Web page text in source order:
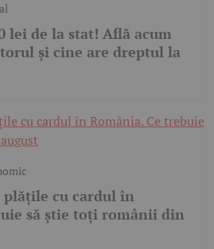
lei de la stat! Află acum
și cine are dreptul la
plățile cu cardul în
să știe toți românii din